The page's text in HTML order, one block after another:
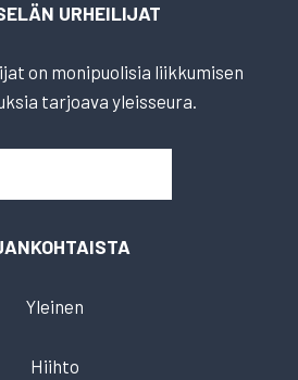
URHEILIJAT
on monipuolisia liikkumisen
tarjoava yleisseura.
Yleinen
Hiihto